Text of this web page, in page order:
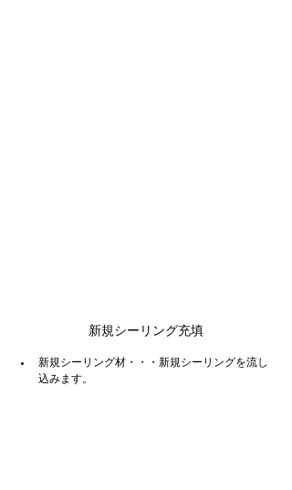
新規シーリング充填
新規シーリング材・・・新規シーリングを流し
込みます。